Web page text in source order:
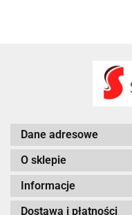
Dane adresowe
O sklepie
Informacje
Dostawa i płatności